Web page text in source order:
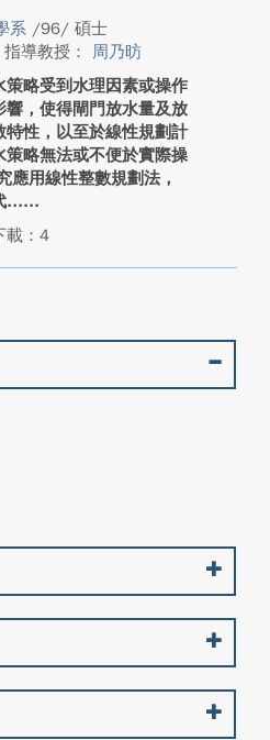
系 /96/ 碩士
指導教授： 周乃昉
略受到水理因素或操作
響，使得閘門放水量及放
特性，以至於線性規劃計
策略無法或不便於實際操
用線性整數規劃法，
...
載：4